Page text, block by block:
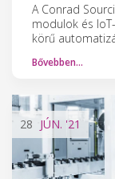
A Conrad
modulok és
körű
Bővebben…
28 JÚN. '21